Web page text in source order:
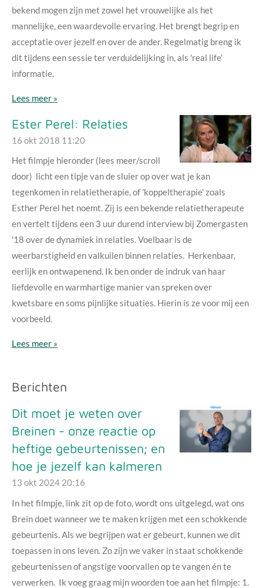
bekend mogen zijn met zowel het vrouwelijke als het
mannelijke, een waardevolle ervaring. Het brengt begrip en
acceptatie over jezelf en over de ander. Regelmatig breng ik
dit tijdens een sessie ter verduidelijking in, als 'real life'
informatie.
Lees meer »
Ester Perel: Relaties
16 okt 2018 11:20
Het filmpje hieronder (lees meer/scroll
door) licht een tipje van de sluier op over wat je kan
tegenkomen in relatietherapie, of 'koppeltherapie' zoals
Esther Perel het noemt. Zij is een bekende relatietherapeute
en vertelt tijdens een 3 uur durend interview bij Zomergasten
'18 over de dynamiek in relaties. Voelbaar is de
weerbarstigheid en valkuilen binnen relaties. Herkenbaar,
eerlijk en ontwapenend. Ik ben onder de indruk van haar
liefdevolle en warmhartige manier van spreken over
kwetsbare en soms pijnlijke situaties. Hierin is ze voor mij een
voorbeeld.
Lees meer »
Berichten
Dit moet je weten over
Breinen - onze reactie op
heftige gebeurtenissen; en
hoe je jezelf kan kalmeren
13 okt 2024 20:16
In het filmpje, link zit op de foto, wordt ons uitgelegd, wat ons
Brein doet wanneer we te maken krijgen met een schokkende
gebeurtenis. Als we begrijpen wat er gebeurt, kunnen we dit
toepassen in ons leven. Zo zijn we vaker in staat schokkende
gebeurtenissen of angstige voorvallen op te vangen én te
verwerken. Ik voeg graag mijn woorden toe aan het filmpje: 1.